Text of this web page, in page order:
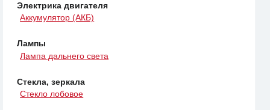
Электрика двигателя
Аккумулятор (АКБ)
Лампы
Лампа дальнего света
Стекла, зеркала
Стекло лобовое